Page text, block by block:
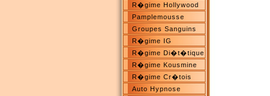
R�gime Hollywood
Pamplemousse
Groupes Sanguins
R�gime IG
R�gime Di�t�tique
R�gime Kousmine
R�gime Cr�tois
Auto Hypnose